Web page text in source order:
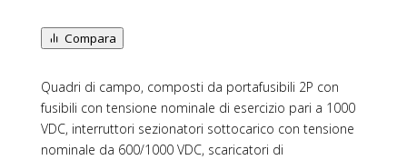
Compara
Quadri di campo, composti da portafusibili 2P con
fusibili con tensione nominale di esercizio pari a 1000
VDC, interruttori sezionatori sottocarico con tensione
nominale da 600/1000 VDC, scaricatori di